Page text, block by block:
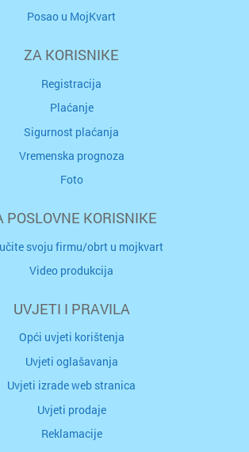
Posao u MojKvart
ZA KORISNIKE
Registracija
Plaćanje
Sigurnost plaćanja
Vremenska prognoza
Foto
POSLOVNE KORISNIKE
svoju firmu/obrt u mojkvart
Video produkcija
UVJETI I PRAVILA
Opći uvjeti korištenja
Uvjeti oglašavanja
Uvjeti izrade web stranica
Uvjeti prodaje
Reklamacije